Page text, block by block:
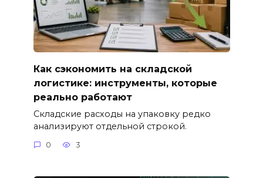
Как сэкономить на складской
логистике: инструменты, которые
реально работают
Складские расходы на упаковку редко
анализируют отдельной строкой.
0 3